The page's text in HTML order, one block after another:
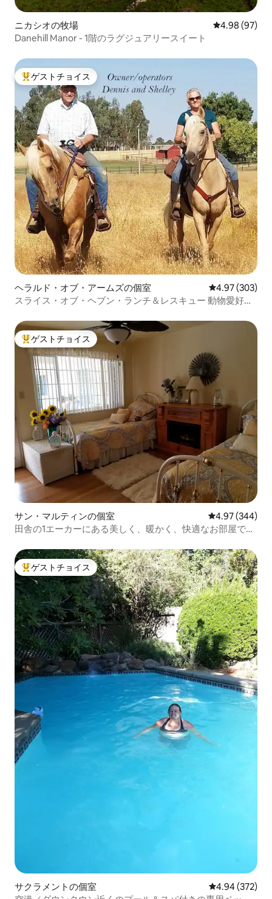
ニカシオの牧場 レビュー97
4.98 (97)
Danehill Manor - 1階のラグジュアリースイート
大好評のゲストチョイスです。
ゲストチョイス
ヘラルド・オブ・アームズの個室 レビュー303
4.97 (303)
スライス・オブ・ヘブン・ランチ＆レスキュー 動物愛好家
大好評のゲストチョイスです。
ゲストチョイス
サン・マルティンの個室 レビュー344
4.97 (344)
田舎の1エーカーにある美しく、暖かく、快適なお部屋で
大好評のゲストチョイスです。
ゲストチョイス
サクラメントの個室 レビュー372
4.94 (372)